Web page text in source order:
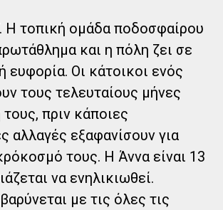
Η τοπική ομάδα ποδοσφαίρου
και η πόλη ζει σε
ευφορία. Οι κάτοικοι ενός
τους τελευταίους μήνες
πριν κάποιες
αλλαγές εξαφανίσουν για
τους. Η Άννα είναι 13
να ενηλικιωθεί.
με τις όλες τις